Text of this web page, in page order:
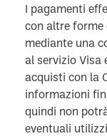
I pagamenti
con altre forme
mediante una
al servizio Visa
acquisti con la
informazioni
quindi non
eventuali